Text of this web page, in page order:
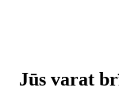
Jūs varat